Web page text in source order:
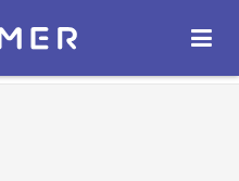
ОТКРЫТЬ